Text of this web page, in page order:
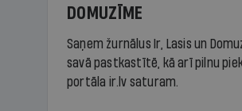
DOMUZĪME
Saņem žurnālus Ir, Lasis un
savā pastkastītē, kā arī pilnu
portāla ir.lv saturam.